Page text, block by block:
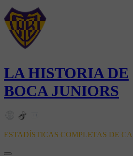
LA HISTORIA DE
BOCA JUNIORS
ESTADÍSTICAS COMPLETAS DE